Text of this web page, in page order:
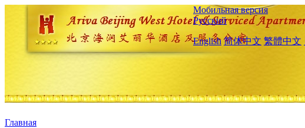
Мобильная версия
Русский
English 简体中文 繁體中文
Главная